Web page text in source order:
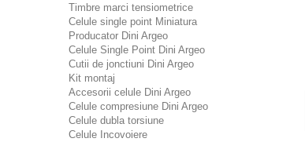
Timbre marci tensiometrice
Celule single point Miniatura
Producator Dini Argeo
Celule Single Point Dini Argeo
Cutii de jonctiuni Dini Argeo
Kit montaj
Accesorii celule Dini Argeo
Celule compresiune Dini Argeo
Celule dubla torsiune
Celule Incovoiere